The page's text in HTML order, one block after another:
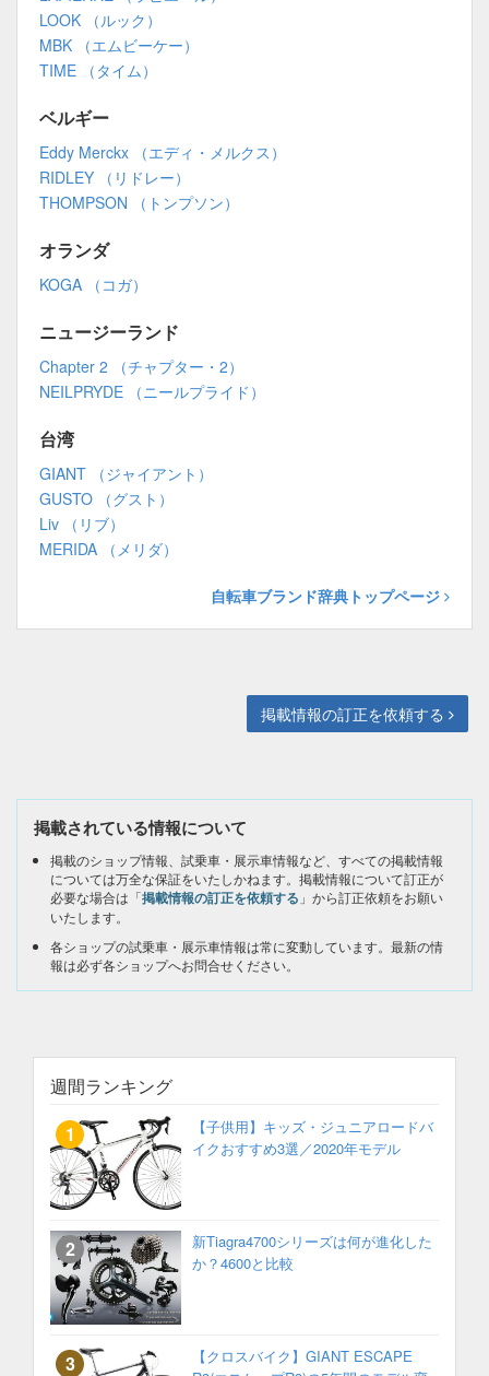
LOOK （ルック）
MBK （エムビーケー）
TIME （タイム）
ベルギー
Eddy Merckx （エディ・メルクス）
RIDLEY （リドレー）
THOMPSON （トンプソン）
オランダ
KOGA （コガ）
ニュージーランド
Chapter 2 （チャプター・2）
NEILPRYDE （ニールプライド）
台湾
GIANT （ジャイアント）
GUSTO （グスト）
Liv （リブ）
MERIDA （メリダ）
自転車ブランド辞典トップページ
掲載情報の訂正を依頼する
掲載されている情報について
掲載のショップ情報、試乗車・展示車情報など、すべての掲載情報
については万全な保証をいたしかねます。掲載情報について訂正が
必要な場合は「掲載情報の訂正を依頼する 」から訂正依頼をお願い
いたします。
各ショップの試乗車・展示車情報は常に変動しています。最新の情
報は必ず各ショップへお問合せください。
週間ランキング
【子供用】キッズ・ジュニアロードバ
イクおすすめ3選／2020年モデル
新Tiagra4700シリーズは何が進化した
か？4600と比較
【クロスバイク】GIANT ESCAPE